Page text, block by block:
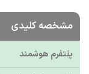
مشخصه کلیدی
پلتفرم هوشمند